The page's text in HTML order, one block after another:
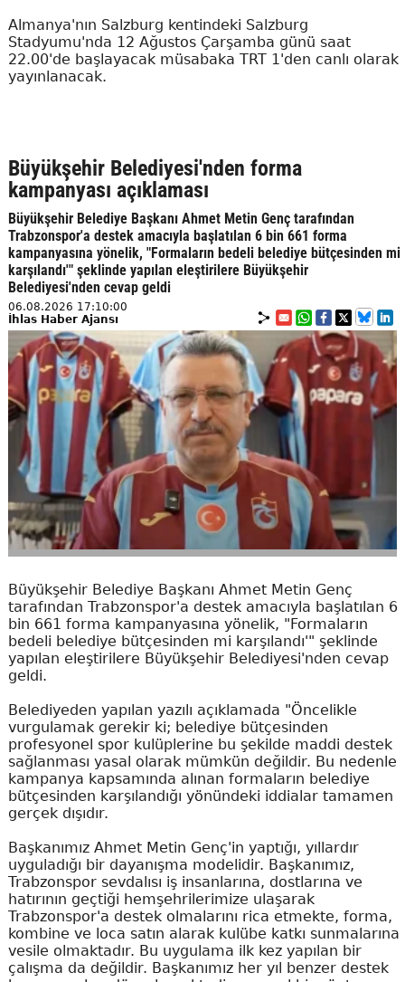
Almanya'nın Salzburg kentindeki Salzburg
Stadyumu'nda 12 Ağustos Çarşamba günü saat
22.00'de başlayacak müsabaka TRT 1'den canlı olarak
yayınlanacak.
Büyükşehir Belediyesi'nden forma
kampanyası açıklaması
Büyükşehir Belediye Başkanı Ahmet Metin Genç tarafından
Trabzonspor'a destek amacıyla başlatılan 6 bin 661 forma
kampanyasına yönelik, "Formaların bedeli belediye bütçesinden mi
karşılandı'" şeklinde yapılan eleştirilere Büyükşehir
Belediyesi'nden cevap geldi
06.08.2026 17:10:00
İhlas Haber Ajansı
Büyükşehir Belediye Başkanı Ahmet Metin Genç
tarafından Trabzonspor'a destek amacıyla başlatılan 6
bin 661 forma kampanyasına yönelik, "Formaların
bedeli belediye bütçesinden mi karşılandı'" şeklinde
yapılan eleştirilere Büyükşehir Belediyesi'nden cevap
geldi.
Belediyeden yapılan yazılı açıklamada "Öncelikle
vurgulamak gerekir ki; belediye bütçesinden
profesyonel spor kulüplerine bu şekilde maddi destek
sağlanması yasal olarak mümkün değildir. Bu nedenle
kampanya kapsamında alınan formaların belediye
bütçesinden karşılandığı yönündeki iddialar tamamen
gerçek dışıdır.
Başkanımız Ahmet Metin Genç'in yaptığı, yıllardır
uyguladığı bir dayanışma modelidir. Başkanımız,
Trabzonspor sevdalısı iş insanlarına, dostlarına ve
hatırının geçtiği hemşehrilerimize ulaşarak
Trabzonspor'a destek olmalarını rica etmekte, forma,
kombine ve loca satın alarak kulübe katkı sunmalarına
vesile olmaktadır. Bu uygulama ilk kez yapılan bir
çalışma da değildir. Başkanımız her yıl benzer destek